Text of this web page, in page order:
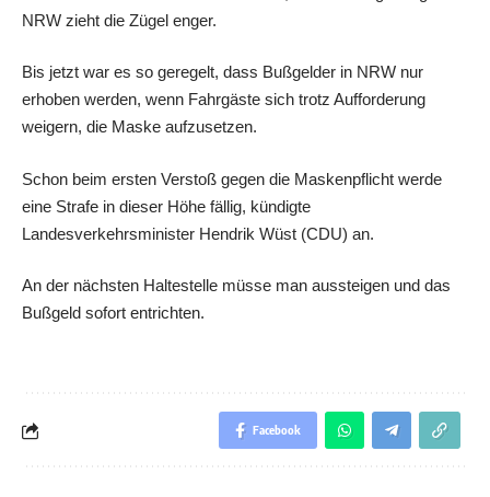
NRW zieht die Zügel enger.
Bis jetzt war es so geregelt, dass Bußgelder in NRW nur
erhoben werden, wenn Fahrgäste sich trotz Aufforderung
weigern, die Maske aufzusetzen.
Schon beim ersten Verstoß gegen die Maskenpflicht werde
eine Strafe in dieser Höhe fällig, kündigte
Landesverkehrsminister Hendrik Wüst (CDU) an.
An der nächsten Haltestelle müsse man aussteigen und das
Bußgeld sofort entrichten.
Facebook